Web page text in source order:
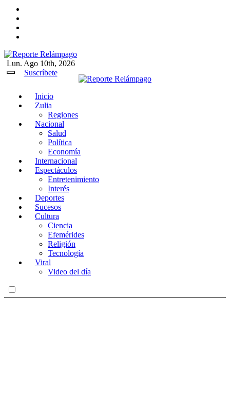
Reporte Relámpago
Claridad y rigor en cada noticia
Lun. Ago 10th, 2026
Suscríbete
Inicio
Zulia
Regiones
Nacional
Salud
Política
Economía
Internacional
Espectáculos
Entretenimiento
Interés
Deportes
Sucesos
Cultura
Ciencia
Efemérides
Religión
Tecnología
Viral
Video del día